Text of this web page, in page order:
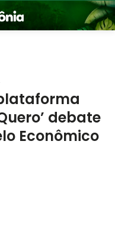
debate
Econômico